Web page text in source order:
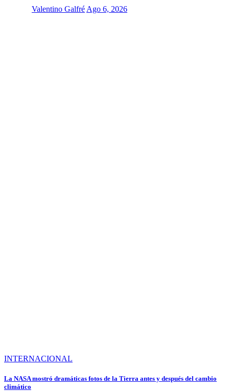
Valentino Galfré Ago 6, 2026
INTERNACIONAL
La NASA mostró dramáticas fotos de la Tierra antes y después del cambio
climático